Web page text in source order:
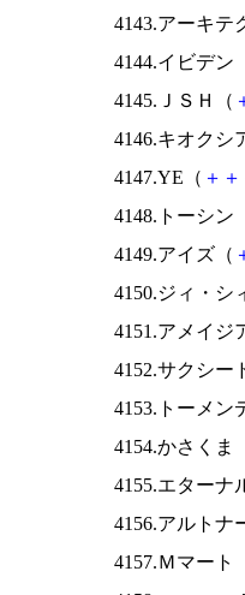
4143.アーキテ
4144.イビデン
4145.ＪＳＨ（
4146.キオクシ
4147.YE（ ＋ ＋
4148.トーシン
4149.アイズ（
4150.ジィ・シ
4151.アメイジ
4152.サクシー
4153.トーメン
4154.かさくま
4155.エターナ
4156.アルトナ
4157.Ｍマート